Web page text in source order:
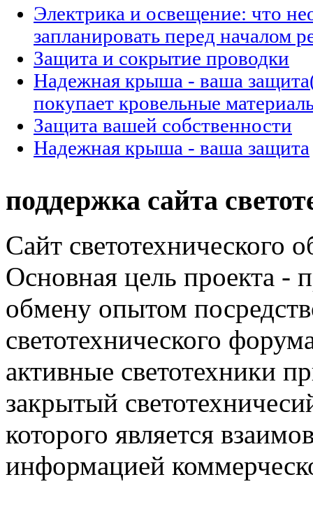
Электрика и освещение: что
запланировать перед началом
Защита и сокрытие проводки
Надежная крыша - ваша
покупает кровельные
Защита вашей собственности
Надежная крыша - ваша защита
поддержка сайта
Сайт светотехнического
Основная цель проекта -
обмену опытом
светотехнического
активные светотехники
закрытый
которого является
информацией